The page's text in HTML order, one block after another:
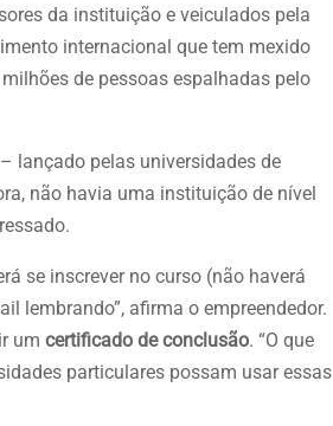
da instituição e veiculados pela
internacional que tem mexido
de pessoas espalhadas pelo
lançado pelas universidades de
não havia uma instituição de nível
se inscrever no curso (não haverá
lembrando”, afirma o empreendedor.
um certificado de conclusão. “O que
particulares possam usar essas